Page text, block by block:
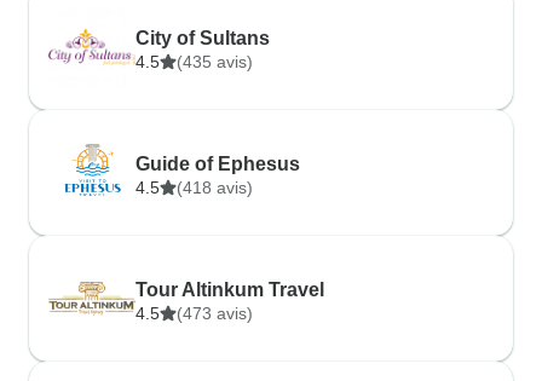
City of Sultans
4.5 (435 avis)
Guide of Ephesus
4.5 (418 avis)
Tour Altinkum Travel
4.5 (473 avis)